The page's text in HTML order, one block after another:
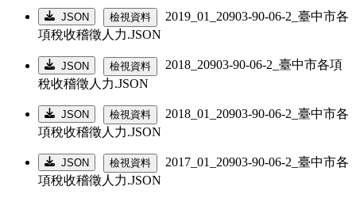
JSON 檢視資料
2019_01_20903-90-06-2_臺中市各
項稅收稽徵人力.JSON
JSON 檢視資料
2018_20903-90-06-2_臺中市各項
稅收稽徵人力.JSON
JSON 檢視資料
2018_01_20903-90-06-2_臺中市各
項稅收稽徵人力.JSON
JSON 檢視資料
2017_01_20903-90-06-2_臺中市各
項稅收稽徵人力.JSON